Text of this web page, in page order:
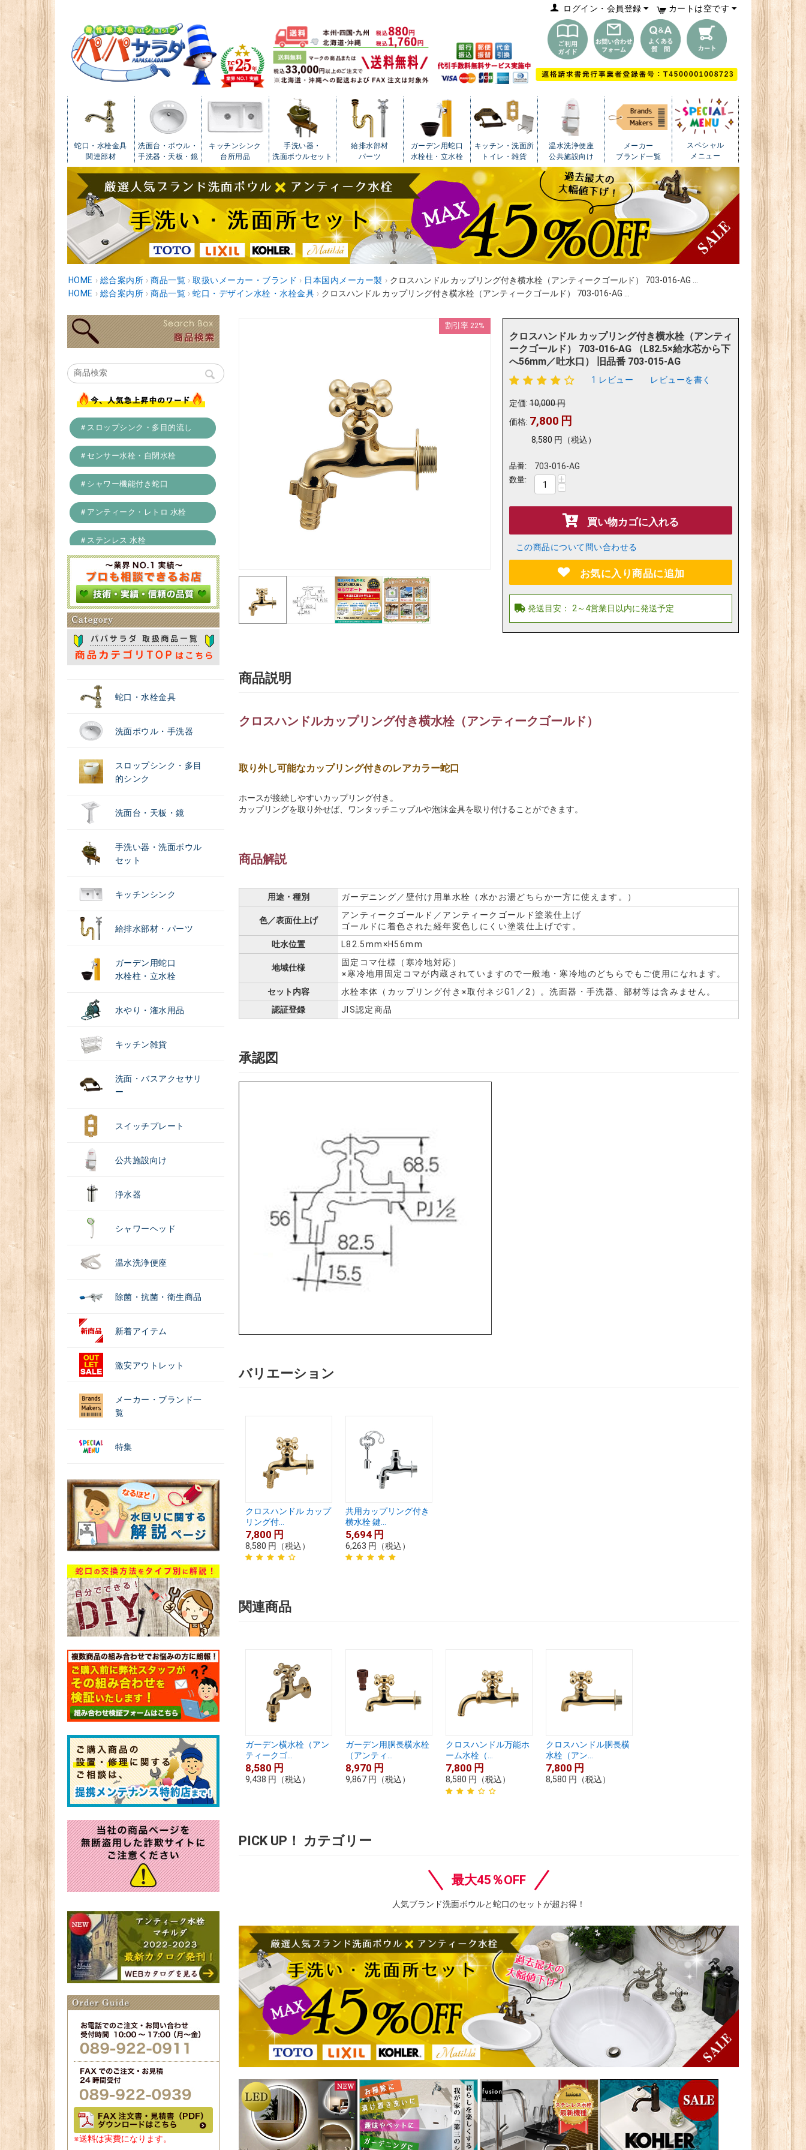
カートは空です
ログイン・会員登録
蛇口・水栓金具
関連部材
洗面台・ボウル・
手洗器・天板・鏡
キッチンシンク
台所用品
手洗い器・
洗面ボウルセット
給排水部材
パーツ
ガーデン用蛇口
水栓柱・立水栓
キッチン・洗面所
トイレ・雑貨
温水洗浄便座
公共施設向け
メーカー
ブランド一覧
スペシャル
メニュー
HOME › 総合案内所 › 商品一覧 › 取扱いメーカー・ブランド › 日本国内メーカー製 › クロスハンドル カップリング付き横水栓（アンティークゴールド） 703-016-AG ...
HOME › 総合案内所 › 商品一覧 › 蛇口・デザイン水栓・水栓金具 › クロスハンドル カップリング付き横水栓（アンティークゴールド） 703-016-AG ...
＃スロップシンク・多目的流し
＃センサー水栓・自閉水栓
＃シャワー機能付き蛇口
＃アンティーク・レトロ 水栓
＃ステンレス 水栓
＃浄水器
蛇口・水栓金具
洗面ボウル・手洗器
スロップシンク・多目
的シンク
洗面台・天板・鏡
手洗い器・洗面ボウル
セット
キッチンシンク
給排水部材・パーツ
ガーデン用蛇口
水栓柱・立水栓
水やり・潅水用品
キッチン雑貨
洗面・バスアクセサリ
ー
スイッチプレート
公共施設向け
浄水器
シャワーヘッド
温水洗浄便座
除菌・抗菌・衛生商品
新着アイテム
激安アウトレット
メーカー・ブランド一
覧
特集
※送料は実費になります。
割引率 22%
クロスハンドル カップリング付き横水栓（アンティ
ークゴールド） 703-016-AG （L82.5×給水芯から下
へ56mm／吐水口） 旧品番 703-015-AG
1 レビュー レビューを書く
定価: 10,000円
価格: 7,800 円
8,580 円 （税込）
品番: 703-016-AG
数量: +
−
買い物カゴに入れる
この商品について問い合わせる
お気に入り商品に追加
商品説明
クロスハンドルカップリング付き横水栓（アンティークゴールド）
取り外し可能なカップリング付きのレアカラー蛇口
ホースが接続しやすいカップリング付き。
カップリングを取り外せば、ワンタッチニップルや泡沫金具を取り付けることができます。
商品解説
用途・種別 ガーデニング／壁付け用単水栓（水かお湯どちらか一方に使えます。）
色／表面仕上げ
アンティークゴールド／アンティークゴールド塗装仕上げ
ゴールドに着色された経年変色しにくい塗装仕上げです。
吐水位置
L82.5mm×H56mm
地域仕様
固定コマ仕様（寒冷地対応）
※寒冷地用固定コマが内蔵されていますので一般地・寒冷地のどちらでもご使用になれます。
セット内容
水栓本体（カップリング付き※取付ネジG1／2）。洗面器・手洗器、部材等は含みません。
認証登録
JIS認定商品
承認図
バリエーション
クロスハンドル カップ
リング付...
7,800 円
8,580 円 （税込）
共用カップリング付き
横水栓 鍵...
5,694 円
6,263 円 （税込）
関連商品
ガーデン横水栓（アン
ティークゴ...
8,580 円
9,438 円 （税込）
ガーデン用胴長横水栓
（アンティ...
8,970 円
9,867 円 （税込）
クロスハンドル万能ホ
ーム水栓（...
7,800 円
8,580 円 （税込）
クロスハンドル胴長横
水栓（アン...
7,800 円
8,580 円 （税込）
PICK UP！ カテゴリー
最大45％OFF
人気ブランド洗面ボウルと蛇口のセットが超お得！